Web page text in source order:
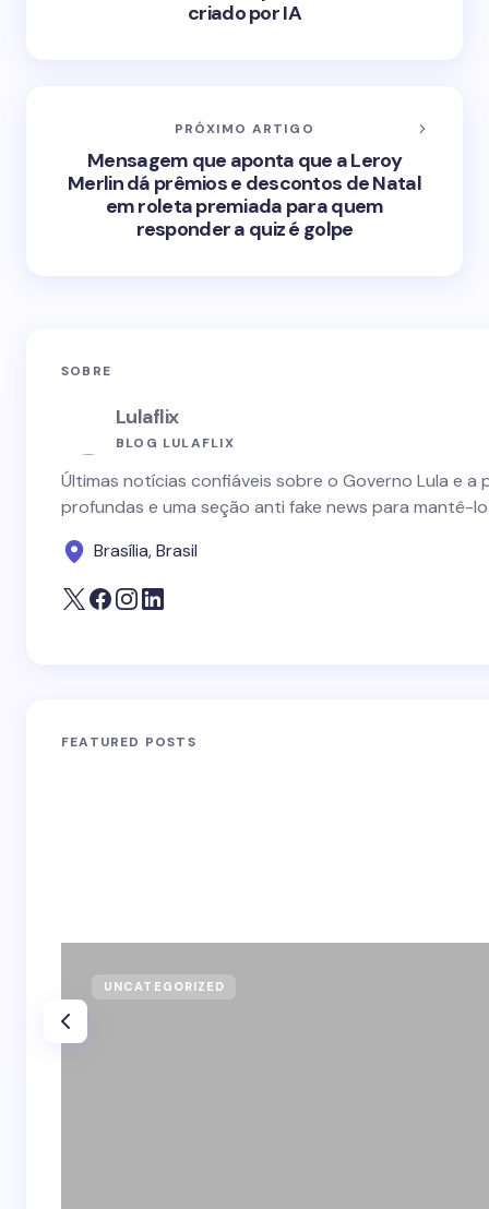
criado por IA
PRÓXIMO ARTIGO
Mensagem que aponta que a Leroy
Merlin dá prêmios e descontos de Natal
em roleta premiada para quem
responder a quiz é golpe
SOBRE
Lulaflix
BLOG LULAFLIX
Últimas notícias confiáveis sobre o Governo Lula e
profundas e uma seção anti fake news para mantê-
Brasília, Brasil
FEATURED POSTS
UNCATEGORIZED